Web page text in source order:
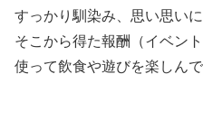
すっかり馴染み、思い思い
そこから得た報酬（イベン
使って飲食や遊びを楽しんで